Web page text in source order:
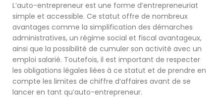
L’auto-entrepreneur est une forme d’entrepreneuriat
simple et accessible. Ce statut offre de nombreux
avantages comme la simplification des démarches
administratives, un régime social et fiscal avantageux,
ainsi que la possibilité de cumuler son activité avec un
emploi salarié. Toutefois, il est important de respecter
les obligations légales liées à ce statut et de prendre en
compte les limites de chiffre d’affaires avant de se
lancer en tant qu’auto-entrepreneur.